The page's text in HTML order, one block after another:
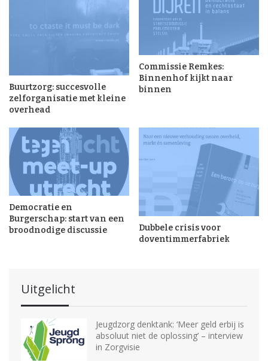
Buurtzorg: succesvolle
zelforganisatie met kleine
overhead
Commissie Remkes:
Binnenhof kijkt naar
binnen
Democratie en
Burgerschap: start van een
broodnodige discussie
Dubbele crisis voor
doventimmerfabriek
Uitgelicht
Jeugdzorg denktank: ‘Meer geld erbij is
absoluut niet de oplossing’ – interview
in Zorgvisie